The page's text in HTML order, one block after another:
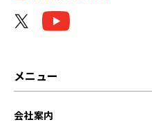
メニュー
会社案内